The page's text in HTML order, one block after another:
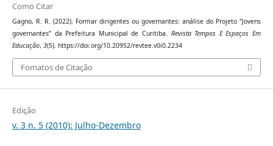
Como Citar
Gagno, R. R. (2022). Formar dirigentes ou governantes: análise do Projeto “Jovens
governantes” da Prefeitura Municipal de Curitiba. Revista Tempos E Espaços Em
Educação, 3(5). https://doi.org/10.20952/revtee.v0i0.2234
Fomatos de Citação
Edição
v. 3 n. 5 (2010): Julho-Dezembro